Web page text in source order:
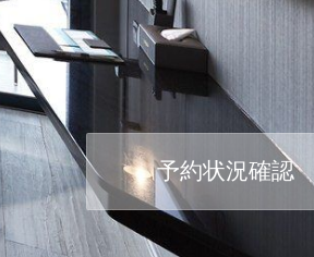
予約状況確認